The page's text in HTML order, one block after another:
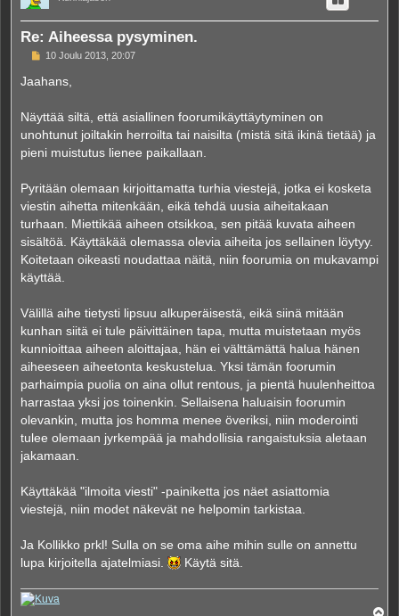
Re: Aiheessa pysyminen.
V
e
s
10 Joulu 2013, 20:07
Jaahans,
Näyttää siltä, että asiallinen foorumikäyttäytyminen on
unohtunut joiltakin herroilta tai naisilta (mistä sitä ikinä tietää) ja
pieni muistutus lienee paikallaan.
Pyritään olemaan kirjoittamatta turhia viestejä, jotka ei kosketa
viestin aihetta mitenkään, eikä tehdä uusia aiheitakaan
turhaan. Miettikää aiheen otsikkoa, sen pitää kuvata aiheen
sisältöä. Käyttäkää olemassa olevia aiheita jos sellainen löytyy.
Koitetaan oikeasti noudattaa näitä, niin foorumia on mukavampi
käyttää.
Välillä aihe tietysti lipsuu alkuperäisestä, eikä siinä mitään
kunhan siitä ei tule päivittäinen tapa, mutta muistetaan myös
kunnioittaa aiheen aloittajaa, hän ei välttämättä halua hänen
aiheeseen aiheetonta keskustelua. Yksi tämän foorumin
parhaimpia puolia on aina ollut rentous, ja pientä huulenheittoa
harrastaa yksi jos toinenkin. Sellaisena haluaisin foorumin
olevankin, mutta jos homma menee överiksi, niin moderointi
tulee olemaan jyrkempää ja mahdollisia rangaistuksia aletaan
jakamaan.
Käyttäkää "ilmoita viesti" -painiketta jos näet asiattomia
viestejä, niin modet näkevät ne helpomin tarkistaa.
Ja Kollikko prkl! Sulla on se oma aihe mihin sulle on annettu
lupa kirjoitella ajatelmiasi.
Käytä sitä.